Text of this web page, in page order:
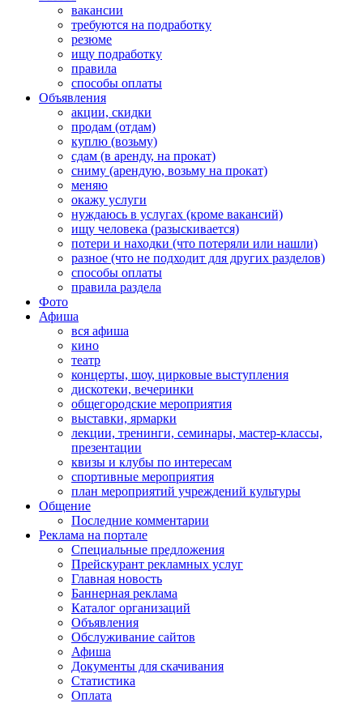
вакансии
требуются на подработку
резюме
ищу подработку
правила
способы оплаты
Объявления
акции, скидки
продам (отдам)
куплю (возьму)
сдам (в аренду, на прокат)
сниму (арендую, возьму на прокат)
меняю
окажу услуги
нуждаюсь в услугах (кроме вакансий)
ищу человека (разыскивается)
потери и находки (что потеряли или нашли)
разное (что не подходит для других разделов)
способы оплаты
правила раздела
Фото
Афиша
вся афиша
кино
театр
концерты, шоу, цирковые выступления
дискотеки, вечеринки
общегородские мероприятия
выставки, ярмарки
лекции, тренинги, семинары, мастер-классы,
презентации
квизы и клубы по интересам
спортивные мероприятия
план мероприятий учреждений культуры
Общение
Последние комментарии
Реклама на портале
Специальные предложения
Прейскурант рекламных услуг
Главная новость
Баннерная реклама
Каталог организаций
Объявления
Обслуживание сайтов
Афиша
Документы для скачивания
Статистика
Оплата